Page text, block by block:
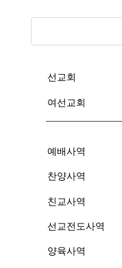
선교회
여선교회
예배사역
찬양사역
친교사역
선교전도사역
양육사역